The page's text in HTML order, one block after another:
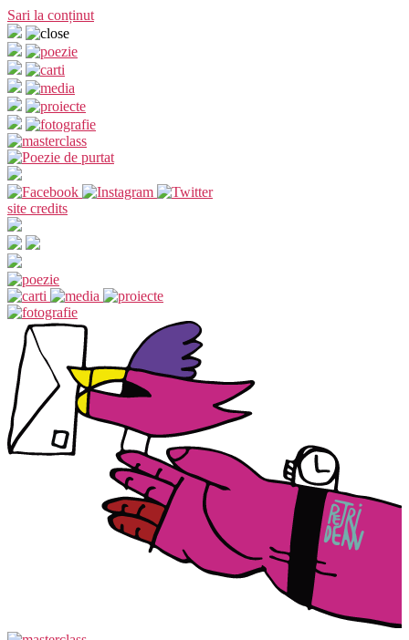
Sari la conținut
site credits